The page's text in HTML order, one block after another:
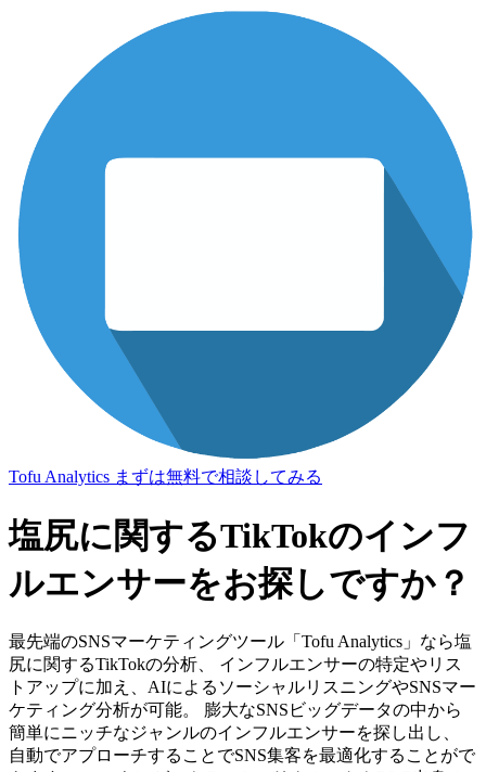
Tofu Analytics まずは無料で相談してみる
塩尻に関するTikTokのインフ
ルエンサーをお探しですか？
最先端のSNSマーケティングツール「Tofu Analytics」なら塩
尻に関するTikTokの分析、 インフルエンサーの特定やリス
トアップに加え、AIによるソーシャルリスニングやSNSマー
ケティング分析が可能。 膨大なSNSビッグデータの中から
簡単にニッチなジャンルのインフルエンサーを探し出し、
自動でアプローチすることでSNS集客を最適化することがで